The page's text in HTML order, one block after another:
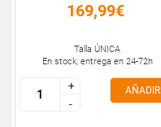
169,99€
Talla ÚNICA
En stock, entrega en 24-72h
+
-
+
-
AÑADIR